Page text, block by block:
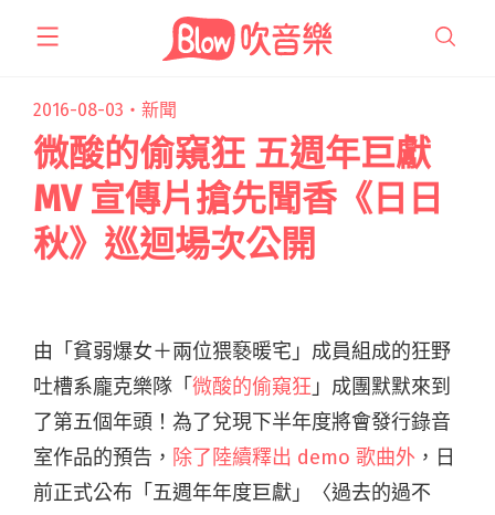
2016-08-03・ 新聞
微酸的偷窺狂 五週年巨獻
MV 宣傳片搶先聞香《日日
秋》巡迴場次公開
由「貧弱爆女＋兩位猥褻暖宅」成員組成的狂野
吐槽系龐克樂隊「 微酸的偷窺狂 」成團默默來到
了第五個年頭！為了兌現下半年度將會發行錄音
室作品的預告， 除了陸續釋出 demo 歌曲外 ，日
前正式公布「五週年年度巨獻」〈過去的過不